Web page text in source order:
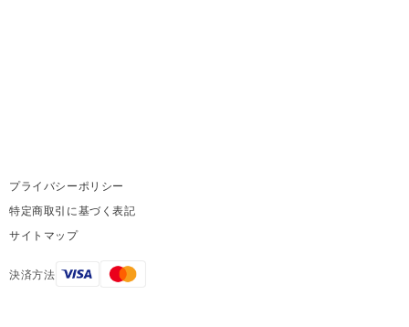
プライバシーポリシー
特定商取引に基づく表記
サイトマップ
決済方法